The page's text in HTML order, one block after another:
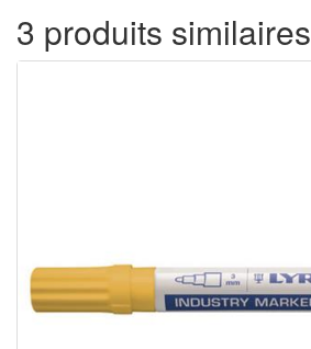
3 produits similaires